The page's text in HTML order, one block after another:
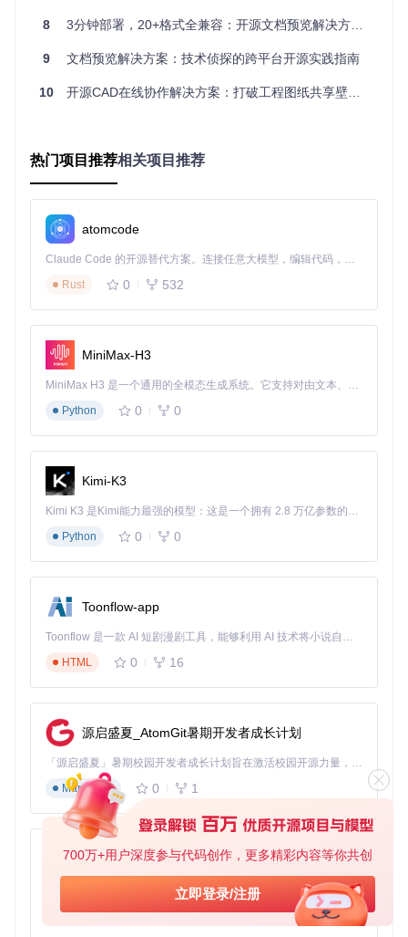
700万+用户深度参与代码创作，更多精彩内容等你共创
立即登录/注册
矢量图形光栅化引擎
构成了系统的技术基石。当处理DWG文
件时，系统首先通过LibreOffice的Draw组件提取几何数据，将
矢量路径转换为SVG格式的中间表示。关键算法在于采用自适
应采样率技术，根据图形复杂度动态调整光栅化精度——对于
简单线条采用100dpi采样以提高速度，而对包含文字标注的区
40%。
双模式转换流水线
块渲染策略，将大型图纸按A3纸张尺寸切割为256×256像素的
图块，通过WebGL实现渐进式加载，首屏显示时间控制在1.5
秒内。PDF模式则利用Apache PDFBox库构建矢量图层，保
留所有几何精度和标注信息，支持1000%缩放时的细节呈现。
两种模式通过前端检测自动切换：当网络带宽<2Mbps或设备
内存<2GB时，系统默认启用图片模式。
图2：PDF预览模式保留了CAD图纸的矢量特性，支持高精度
测量和文本搜索功能
分布式任务调度
用基于RabbitMQ的消息队列实现转换任务的异步处理，每个
Worker节点可配置独立的资源阈值（如最大同时处理文件数、
群配置下，系统可同时处理64个转换任务，平均响应时间稳定
在8秒左右。
价值验证：行业场景的问题解决实录
机械制造企业的车间数字化改造
某重型机械集团的车间终端设备多为老旧工业计算机，普遍存
在内存不足（2GB）和浏览器版本过低的问题。实施kkFileVie
化：
轻量化客户端部署：将转换服务部署在集团内网服务器，
车间终端只需通过IE8以上浏览器即可访问，无需安装任何
有完整标注权限。
版本自动同步机制
转换流程，并在5分钟内更新所有相关终端的预览内容。
实施半年后，该企业的图纸传递效率提升75%，因版本错误导
致的生产事故下降62%，每年节省纸张成本约12万元。
建筑设计院的跨专业协作平台
某建筑设计研究院面临的核心挑战是建筑、结构、机电三个专
业的图纸协同问题。通过集成kkFileView的API，该院构建了
基于Web的协同平台：
8 3分钟部署，20+格式全兼容：开源文档预览解决方案终结跨平台文件查看难题
9 文档预览解决方案：技术侦探的跨平台开源实践指南
10 开源CAD在线协作解决方案：打破工程图纸共享壁垒的技术实践
热门项目推荐相关项目推荐
atomcode
Claude Code 的开源替代方案。连接任意大模型，编辑代码，运行命令，自动验证 — 全自动执行。用 Rust 构建，极致性能。 ｜ An open-source alternative to Claude Code. Connect any LLM, edit code, run commands, and verify changes — autonomously. Built in Rust for speed. Get Started
Rust
0 532
MiniMax-H3
MiniMax H3 是一个通用的全模态生成系统。它支持对由文本、图像、视频和音频组成的多模态上下文进行统一理解，并能生成分辨率高达 2K、时长可达 15 秒的带原生立体声音频的视频。得益于面向任务泛化的系统设计，H3 在预训练阶段就已具备广泛的多模态上下文理解与生成能力，能够出色地执行复杂的多模态指令。
Python
0 0
Kimi-K3
Kimi K3 是Kimi能力最强的模型：这是一个拥有 2.8 万亿参数的混合专家（MoE）模型，具备原生视觉理解能力，并支持 100 万 token 的上下文窗口。
Python
0 0
Toonflow-app
Toonflow 是一款 AI 短剧漫剧工具，能够利用 AI 技术将小说自动转化为剧本，并结合 AI 生成的图片和视频，实现高效的短剧创作。借助 Toonflow，可以轻松完成从文字到影像的全流程，让短剧制作变得更加智能与便捷。
HTML
0 16
源启盛夏_AtomGit暑期开发者成长计划
「源启盛夏」暑期校园开发者成长计划旨在激活校园开源力量，通过积分激励、认证扶持、资源倾斜等形式，引导高校组织和开发者完成「入驻 — 建项目 — 做贡献 — 获认证 — 得资源」的完整闭环。无论你是想带领社团入驻平台的组织者，还是希望用代码贡献证明自己的开发者，都能在这里找到属于你的成长路径。
Markdown
0 1
AionUi
免费、本地、开源的 24/7 全天候 Cowork 应用，以及适用于 Gemini CLI、Claude Code、Codex、OpenCode、Qwen Code、Goose CLI、Auggie 等的 OpenClaw | 🌟 喜欢就点star吧
TypeScript
0 6